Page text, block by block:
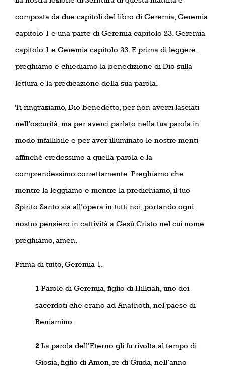
composta da due capitoli del libro di Geremia, Geremia
capitolo 1 e una parte di Geremia capitolo 23. Geremia
capitolo 1 e Geremia capitolo 23. E prima di leggere,
preghiamo e chiediamo la benedizione di Dio sulla
lettura e la predicazione della sua parola.
Ti ringraziamo, Dio benedetto, per non averci lasciati
nell’oscurità, ma per averci parlato nella tua parola in
modo infallibile e per aver illuminato le nostre menti
affinché credessimo a quella parola e la
comprendessimo correttamente. Preghiamo che
mentre la leggiamo e mentre la predichiamo, il tuo
Spirito Santo sia all’opera in tutti noi, portando ogni
nostro pensiero in cattività a Gesù Cristo nel cui nome
preghiamo, amen.
Prima di tutto, Geremia 1.
1 Parole di Geremia, figlio di Hilkiah, uno dei
sacerdoti che erano ad Anathoth, nel paese di
Beniamino.
2 La parola dell’Eterno gli fu rivolta al tempo di
Giosia, figlio di Amon, re di Giuda, nell’anno